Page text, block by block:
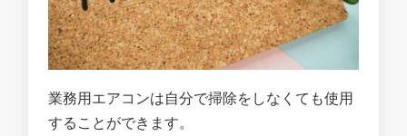
業務用エアコンは自分で掃除をしなくても使用
することができます。